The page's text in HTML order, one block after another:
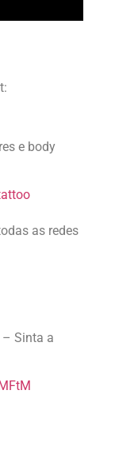
e body
as redes
Sinta a